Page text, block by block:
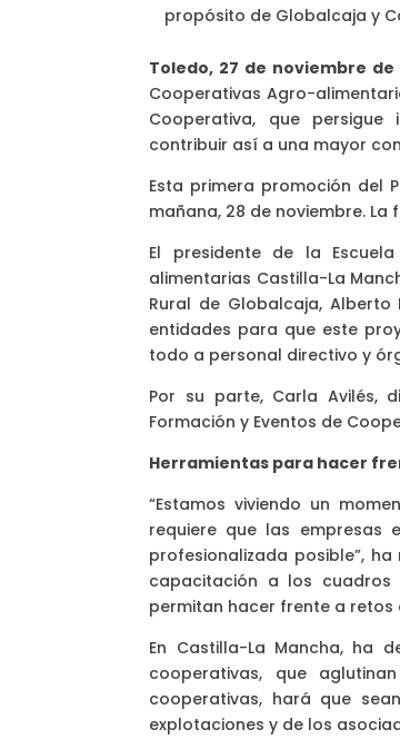
propósito de Globalcaja y
Toledo, 27 de noviembre de
Cooperativas Agro-
Cooperativa, que
contribuir así a una mayor
Esta primera promoción del
mañana, 28 de noviembre.
El presidente de la
alimentarias Castilla-La
Rural de Globalcaja,
entidades para que este
todo a personal directivo y
Por su parte, Carla Avilés,
Formación y Eventos de
Herramientas para hacer
“Estamos viviendo un
requiere que las empresas
profesionalizada posible”,
capacitación a los cuadros
permitan hacer frente a
En Castilla-La Mancha, ha
cooperativas, que
cooperativas, hará que
explotaciones y de los